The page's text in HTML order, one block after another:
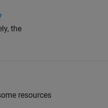
the
resources